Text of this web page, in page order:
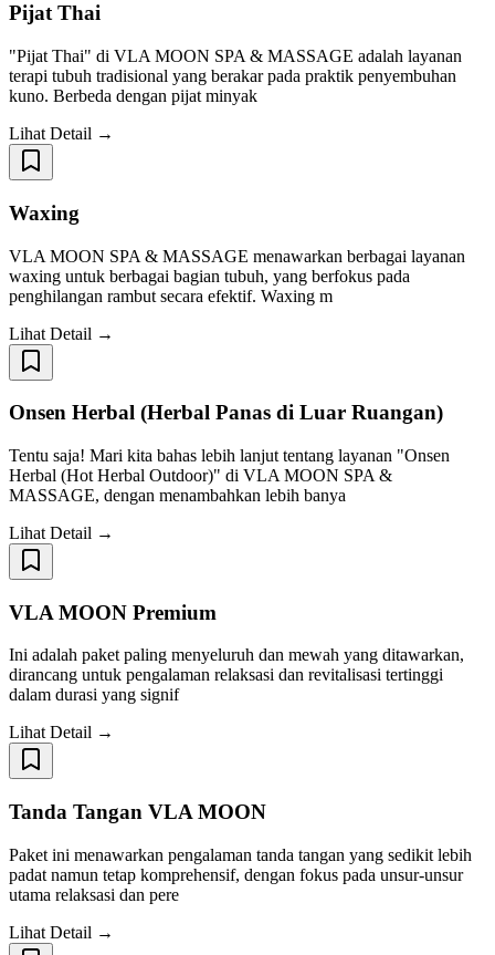
Pijat Thai
"Pijat Thai" di VLA MOON SPA & MASSAGE adalah layanan
terapi tubuh tradisional yang berakar pada praktik penyembuhan
kuno. Berbeda dengan pijat minyak
Lihat Detail →
Waxing
VLA MOON SPA & MASSAGE menawarkan berbagai layanan
waxing untuk berbagai bagian tubuh, yang berfokus pada
penghilangan rambut secara efektif. Waxing m
Lihat Detail →
Onsen Herbal (Herbal Panas di Luar Ruangan)
Tentu saja! Mari kita bahas lebih lanjut tentang layanan "Onsen
Herbal (Hot Herbal Outdoor)" di VLA MOON SPA &
MASSAGE, dengan menambahkan lebih banya
Lihat Detail →
VLA MOON Premium
Ini adalah paket paling menyeluruh dan mewah yang ditawarkan,
dirancang untuk pengalaman relaksasi dan revitalisasi tertinggi
dalam durasi yang signif
Lihat Detail →
Tanda Tangan VLA MOON
Paket ini menawarkan pengalaman tanda tangan yang sedikit lebih
padat namun tetap komprehensif, dengan fokus pada unsur-unsur
utama relaksasi dan pere
Lihat Detail →